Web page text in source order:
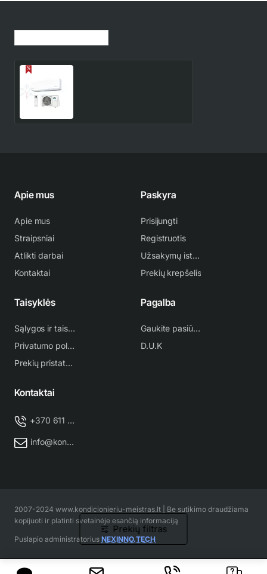
Apie mus
Apie mus
Straipsniai
Atlikti darbai
Kontaktai
Paskyra
Prisijungti
Registruotis
Užsakymų istorija
Prekių krepšelis
Taisyklės
Sąlygos ir taisyklės
Privatumo politika
Prekių pristatymas
Pagalba
Gaukite pasiūlymą
D.U.K
Kontaktai
+370 611 38 500
info@kondicionieriu-meistras.lt
2007-2024 www.kondicionieriu-meistras.lt | Be sutikimo draudžiama
kopijuoti ir platinti svetainėje esančią informaciją
Puslapio administratorius NEXINNO.TECH
Prekių filtras